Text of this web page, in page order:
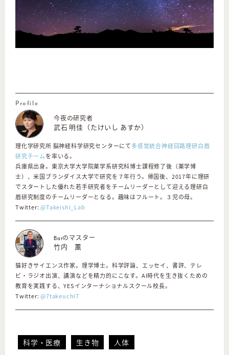
Profile
今夜の研究者
武石 明佳（たけいし あすか）
理化学研究所 脳神経科学研究センターにて多感覚統合神経回路理研白眉
研究チームを率いる。
兵庫県出身。東京大学大学院薬学系研究科博士課程修了後（薬学博
士）、米国ブランダイス大学で研究を７年行う。帰国後、2017年に理研
でスタートした優れた若手研究者をチームリーダーとして迎える理研白
眉研究制度のチームリーダーとなる。趣味はフルート。３児の母。
Twitter:@Takeishi_Lab
Barのマスター
竹内 薫
猫好きサイエンス作家。理学博士。科学評論、エッセイ、書評、テレ
ビ・ラジオ出演、講演などを精力的にこなす。AI時代を生き抜くための
教育を実践する、YESインターナショナルスクール校長。
Twitter:@7takeuchi7
科学・医療 生き物 人体